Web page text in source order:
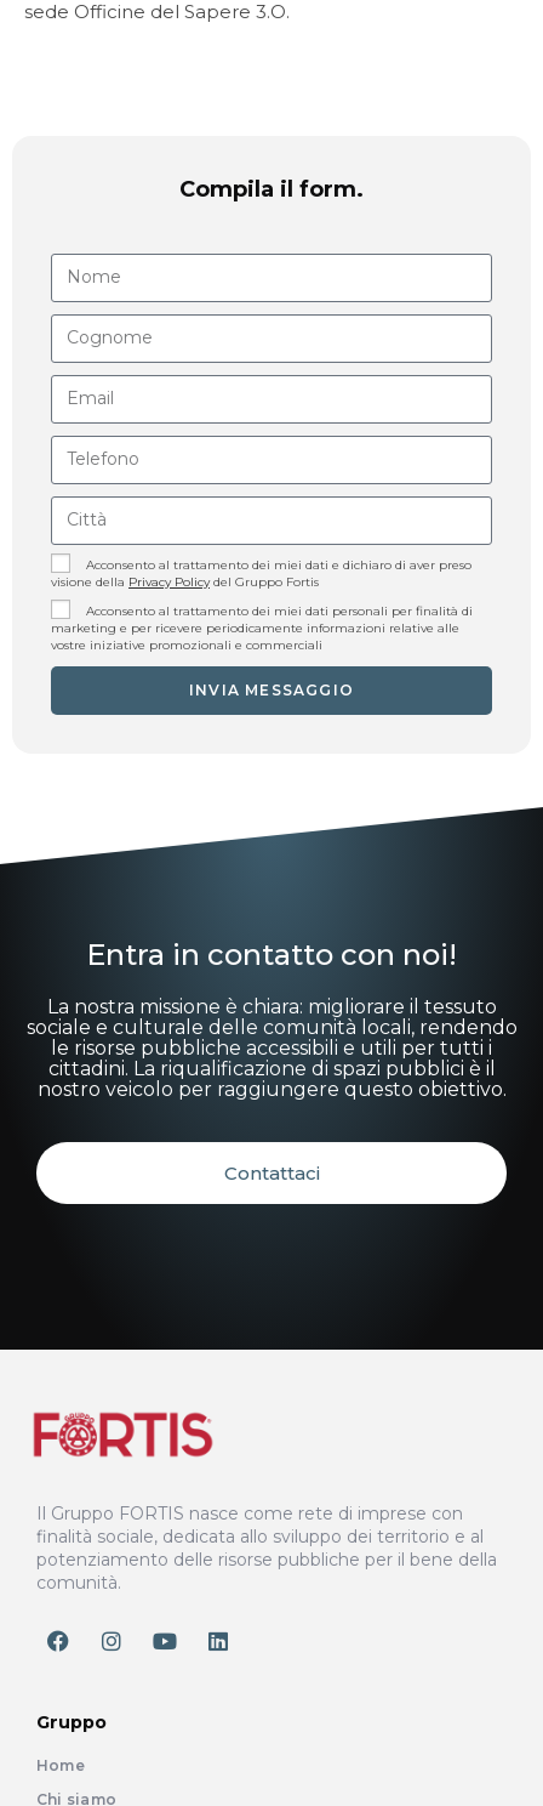
sede Officine del Sapere 3.O.
Compila il form.
Acconsento al trattamento dei miei dati e dichiaro di aver preso
visione della Privacy Policydel Gruppo Fortis
Acconsento al trattamento dei miei dati personali per finalità di
marketing e per ricevere periodicamente informazioni relative alle
vostre iniziative promozionali e commerciali
INVIA MESSAGGIO
Entra in contatto con noi!
La nostra missione è chiara: migliorare il tessuto
sociale e culturale delle comunità locali, rendendo
le risorse pubbliche accessibili e utili per tutti i
cittadini. La riqualificazione di spazi pubblici è il
nostro veicolo per raggiungere questo obiettivo.
Contattaci
Il Gruppo FORTIS nasce come rete di imprese con
finalità sociale, dedicata allo sviluppo dei territorio e al
potenziamento delle risorse pubbliche per il bene della
comunità.
Gruppo
Home
Chi siamo